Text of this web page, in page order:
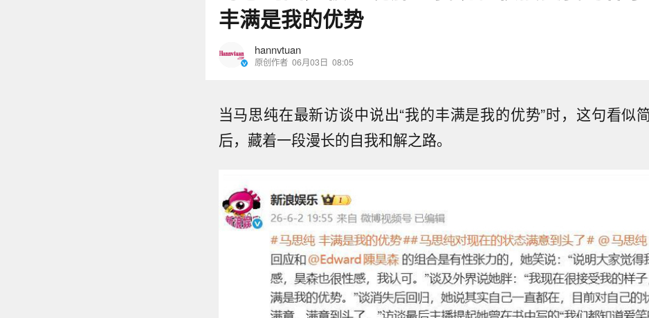
丰满是我的优势
hannvtuan
原创作者 06月03日 08:05
当马思纯在最新访谈中说出“我的丰满是我的优势”时，这句看似
后，藏着一段漫长的自我和解之路。